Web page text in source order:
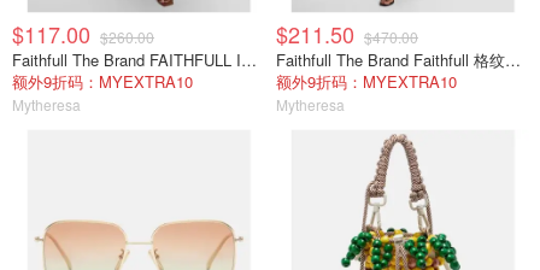
$117.00 $260.00
Faithfull The Brand FAITHFULL Isla 短款上衣 白色
额外9折码：MYEXTRA10
Mytheresa
$211.50 $470.00
Faithfull The Brand Faithfull 格纹棉府绸上衣
额外9折码：MYEXTRA10
Mytheresa